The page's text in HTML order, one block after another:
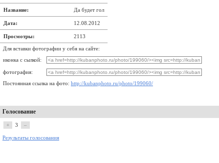
Название: Да будет гол
Дата: 12.08.2012
Просмотры: 2113
Для вставки фотографии у себя на сайте:
иконка с сылкой:
фотография:
Постоянная ссылка на фото: http://kubanphoto.ru/photo/199060/
Голосование
+ 3 –
Результаты голосования